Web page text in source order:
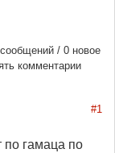
/ 0 новое
комментарии
#1
по гамаца по